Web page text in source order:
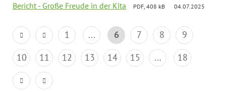
Bericht - Große Freude in der Kita PDF, 408 kB 04.07.2025
1 ... 6 7 8
9
10
11 12 13 14 15 ... 18